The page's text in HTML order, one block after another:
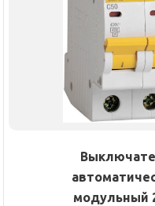
модульный